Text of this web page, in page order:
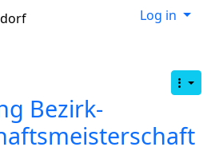
Log in
Bezirk-